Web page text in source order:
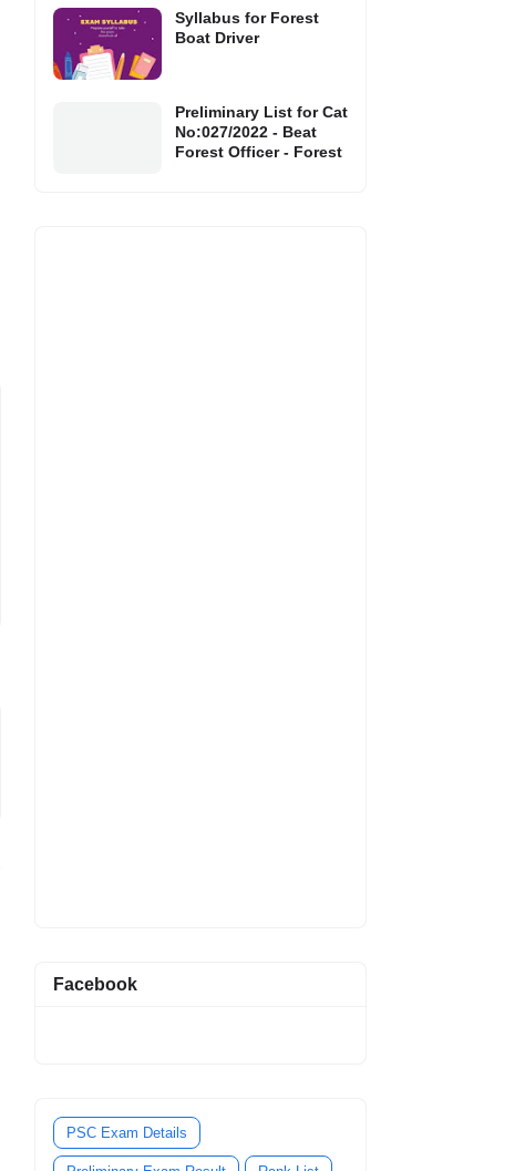
Syllabus for Forest
Boat Driver
Preliminary List for Cat
No:027/2022 - Beat
Forest Officer - Forest
Facebook
PSC Exam Details